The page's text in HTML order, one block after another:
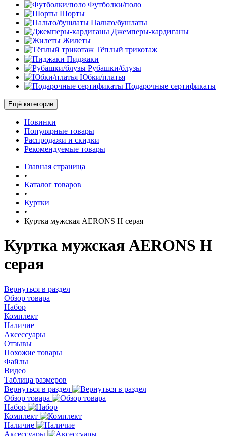
Футболки/поло
Шорты
Пальто/бушлаты
Джемперы-кардиганы
Жилеты
Тёплый трикотаж
Пиджаки
Рубашки/блузы
Юбки/платья
Подарочные сертификаты
Ещё категории
Новинки
Популярные товары
Распродажи и скидки
Рекомендуемые товары
Главная страница
•
Каталог товаров
•
Куртки
•
Куртка мужская AERONS H серая
Куртка мужская AERONS H
серая
Вернуться в раздел
Обзор товара
Набор
Комплект
Наличие
Аксессуары
Отзывы
Похожие товары
Файлы
Видео
Таблица размеров
Вернуться в раздел
Обзор товара
Набор
Комплект
Наличие
Аксессуары